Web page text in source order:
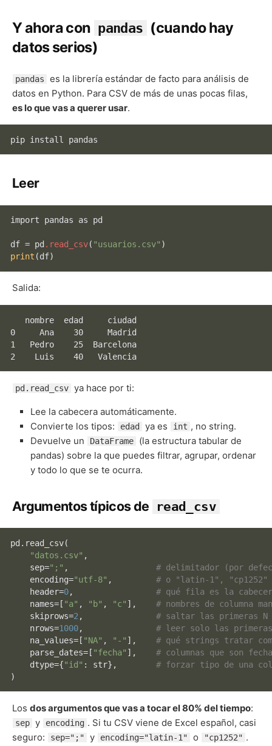
Y ahora con pandas (cuando hay
datos serios)
pandas
es la librería estándar de facto para análisis de
datos en Python. Para CSV de más de unas pocas filas,
es lo que vas a querer usar.
Leer
import pandas as pd
df = pd .read_csv( "usuarios.csv"
print (df)
Salida:
   nombre  edad     ciudad
0     Ana    30     Madrid
1   Pedro    25  Barcelona
pd.read_csv ya hace por ti:
Lee la cabecera automáticamente.
Convierte los tipos:
edad ya es int , no string.
Devuelve un
DataFrame
(la estructura tabular de
pandas) sobre la que puedes filtrar, agrupar, ordenar
y todo lo que se te ocurra.
Argumentos típicos de read_csv
pd.read_csv(
"datos.csv" ,
    sep=
";" , # delimitador (por
    encoding=
"utf-8" , # o "latin-1", "cp1252"
    header=
0, # qué fila es la
    names=[
"a" , "b" , "c" ], # nombres de columna
    skiprows=
2 , # saltar las primeras
    nrows=
1000, # leer solo las
    na_values=[
"NA" , "-" ], # qué strings tratar
    parse_dates=[
"fecha" ], # columnas que son
    dtype={
"id" : str}, # forzar tipo de una
Los dos argumentos que vas a tocar el 80% del tiempo:
sep y encoding . Si tu CSV viene de Excel español, casi
seguro:
sep=";" y encoding="latin-1" o "cp1252" .